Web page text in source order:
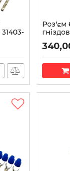
Роз'єм
Артикул: